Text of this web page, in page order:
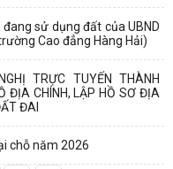
sử dụng đất của UBND
Cao đẳng Hàng Hải)
TRỰC TUYẾN THÀNH
ĐỊA CHÍNH, LẬP HỒ SƠ ĐỊA
ĐAI
chỗ năm 2026